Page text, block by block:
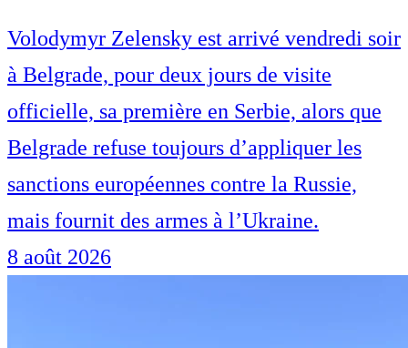
Volodymyr Zelensky est arrivé vendredi soir
à Belgrade, pour deux jours de visite
officielle, sa première en Serbie, alors que
Belgrade refuse toujours d’appliquer les
sanctions européennes contre la Russie,
mais fournit des armes à l’Ukraine.
8 août 2026